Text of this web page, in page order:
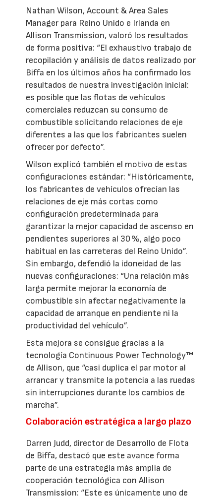
Nathan Wilson, Account & Area Sales
Manager para Reino Unido e Irlanda en
Allison Transmission, valoró los resultados
de forma positiva: “El exhaustivo trabajo de
recopilación y análisis de datos realizado por
Biffa en los últimos años ha confirmado los
resultados de nuestra investigación inicial:
es posible que las flotas de vehículos
comerciales reduzcan su consumo de
combustible solicitando relaciones de eje
diferentes a las que los fabricantes suelen
ofrecer por defecto”.
Wilson explicó también el motivo de estas
configuraciones estándar: “Históricamente,
los fabricantes de vehículos ofrecían las
relaciones de eje más cortas como
configuración predeterminada para
garantizar la mejor capacidad de ascenso en
pendientes superiores al 30 %, algo poco
habitual en las carreteras del Reino Unido”.
Sin embargo, defendió la idoneidad de las
nuevas configuraciones: “Una relación más
larga permite mejorar la economía de
combustible sin afectar negativamente la
capacidad de arranque en pendiente ni la
productividad del vehículo”.
Esta mejora se consigue gracias a la
tecnología Continuous Power Technology™
de Allison, que “casi duplica el par motor al
arrancar y transmite la potencia a las ruedas
sin interrupciones durante los cambios de
marcha”.
Colaboración estratégica a largo plazo
Darren Judd, director de Desarrollo de Flota
de Biffa, destacó que este avance forma
parte de una estrategia más amplia de
cooperación tecnológica con Allison
Transmission: “Este es únicamente uno de